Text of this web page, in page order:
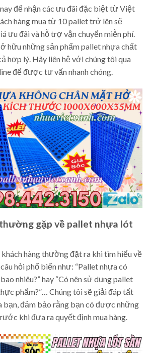
để nhận các ưu đãi đặc biệt từ Việt
hàng mua từ 10 pallet trở lên sẽ
ưu đãi và hỗ trợ vận chuyển miễn phí.
hữu những sản phẩm pallet nhựa chất
hợp lý. Hãy liên hệ với chúng tôi qua
để được tư vấn nhanh chóng.
gặp về pallet nhựa lót
khách hàng thường đặt ra khi tìm hiểu về
hỏi phổ biến như: “Pallet nhựa có
nhiêu?” hay “Có nên sử dụng pallet
phẩm?”… Chúng tôi sẽ giải đáp tất
bạn, đảm bảo rằng bạn có được những
khi đưa ra quyết định mua hàng.